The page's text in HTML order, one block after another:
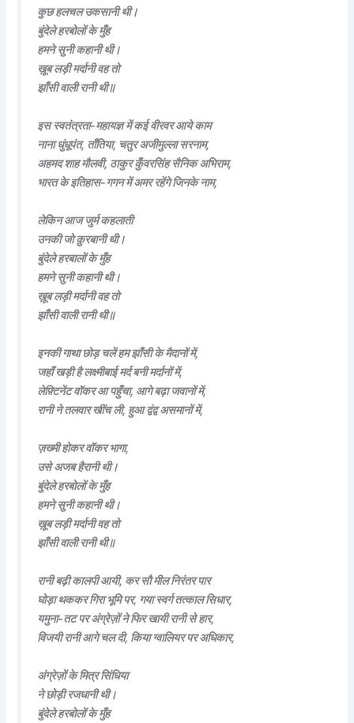
कुछ हलचल उकसानी थी।
बुंदेले हरबोलों के मुँह
हमने सुनी कहानी थी।
ख़ूब लड़ी मर्दानी वह तो
झाँसी वाली रानी थी॥
इस स्वतंत्रता-महायज्ञ में कई वीरवर आये काम
नाना धुंधूपंत, ताँतिया, चतुर अजीमुल्ला सरनाम,
अहमद शाह मौलवी, ठाकुर कुँवरसिंह सैनिक अभिराम,
भारत के इतिहास-गगन में अमर रहेंगे जिनके नाम,
लेकिन आज जुर्म कहलाती
उनकी जो क़ुरबानी थी।
बुंदेले हरबालों के मुँह
हमने सुनी कहानी थी।
ख़ूब लड़ी मर्दानी वह तो
झाँसी वाली रानी थी॥
इनकी गाथा छोड़ चलें हम झाँसी के मैदानों में,
जहाँ खड़ी है लक्ष्मीबाई मर्द बनी मर्दानों में,
लेफ़्टिनेंट वॉकर आ पहुँचा, आगे बढ़ा जवानों में,
रानी ने तलवार खींच ली, हुआ द्वंद्व असमानों में,
ज़ख्मी होकर वॉकर भागा,
उसे अजब हैरानी थी।
बुंदेले हरबोलों के मुँह
हमने सुनी कहानी थी।
ख़ूब लड़ी मर्दानी वह तो
झाँसी वाली रानी थी॥
रानी बढ़ी कालपी आयी, कर सौ मील निरंतर पार
घोड़ा थककर गिरा भूमि पर, गया स्वर्ग तत्काल सिधार,
यमुना-तट पर अंग्रेज़ों ने फिर खायी रानी से हार,
विजयी रानी आगे चल दी, किया ग्वालियर पर अधिकार,
अंग्रेज़ों के मित्र सिंधिया
ने छोड़ी रजधानी थी।
बुंदेले हरबोलों के मुँह